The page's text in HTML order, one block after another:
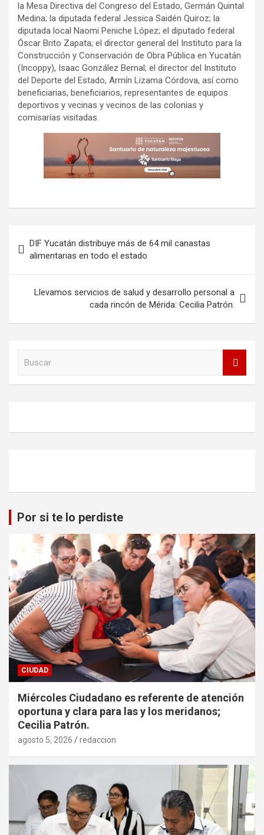
la Mesa Directiva del Congreso del Estado, Germán Quintal
Medina; la diputada federal Jessica Saidén Quiroz; la
diputada local Naomi Peniche López; el diputado federal
Óscar Brito Zapata; el director general del Instituto para la
Construcción y Conservación de Obra Pública en Yucatán
(Incoppy), Isaac González Bernal; el director del Instituto
del Deporte del Estado, Armín Lizama Córdova, así como
beneficiarias, beneficiarios, representantes de equipos
deportivos y vecinas y vecinos de las colonias y
comisarías visitadas.
de
entradas
DIF Yucatán distribuye más de 64 mil canastas
alimentarias en todo el estado
Llevamos servicios de salud y desarrollo personal a
cada rincón de Mérida: Cecilia Patrón.
Por si te lo perdiste
CIUDAD
Miércoles Ciudadano es referente de atención
oportuna y clara para las y los meridanos;
Cecilia Patrón.
agosto 5, 2026 redaccion